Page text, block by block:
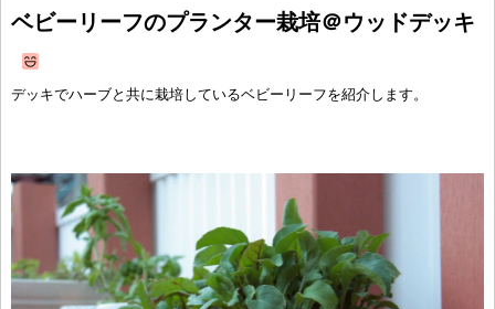
ベビーリーフのプランター栽培＠ウッドデッキ
デッキでハーブと共に栽培しているベビーリーフを紹介します。